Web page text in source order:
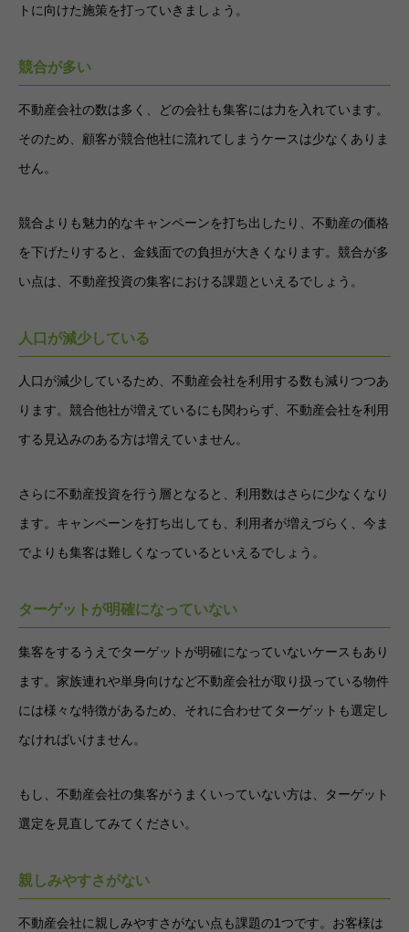
トに向けた施策を打っていきましょう。
競合が多い
不動産会社の数は多く、どの会社も集客には力を入れています。
そのため、顧客が競合他社に流れてしまうケースは少なくありま
せん。
競合よりも魅力的なキャンペーンを打ち出したり、不動産の価格
を下げたりすると、金銭面での負担が大きくなります。競合が多
い点は、不動産投資の集客における課題といえるでしょう。
人口が減少している
人口が減少しているため、不動産会社を利用する数も減りつつあ
ります。競合他社が増えているにも関わらず、不動産会社を利用
する見込みのある方は増えていません。
さらに不動産投資を行う層となると、利用数はさらに少なくなり
ます。キャンペーンを打ち出しても、利用者が増えづらく、今ま
でよりも集客は難しくなっているといえるでしょう。
ターゲットが明確になっていない
集客をするうえでターゲットが明確になっていないケースもあり
ます。家族連れや単身向けなど不動産会社が取り扱っている物件
には様々な特徴があるため、それに合わせてターゲットも選定し
なければいけません。
もし、不動産会社の集客がうまくいっていない方は、ターゲット
選定を見直してみてください。
親しみやすさがない
不動産会社に親しみやすさがない点も課題の1つです。お客様は